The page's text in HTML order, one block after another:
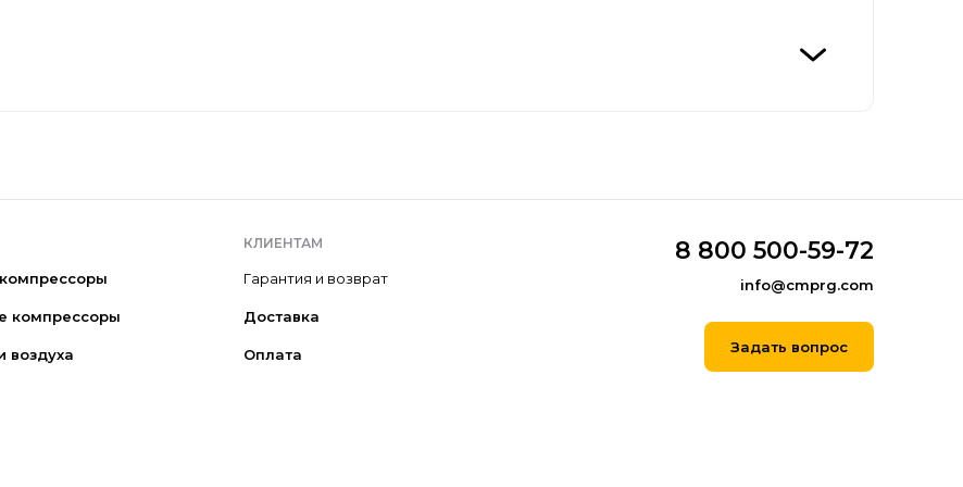
компрессоры
воздуха
КЛИЕНТАМ
Гарантия и возврат
Доставка
Оплата
8 800 500-59-72
info@cmprg.com
Задать вопрос